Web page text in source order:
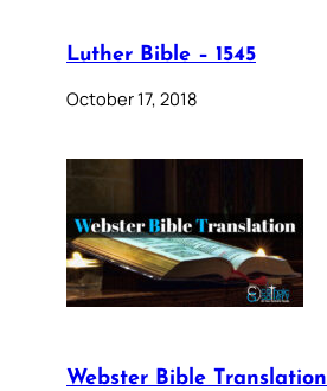
Luther Bible – 1545
October 17, 2018
Webster Bible Translation